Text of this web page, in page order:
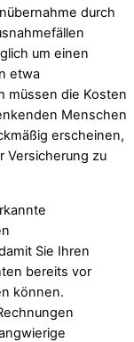
durch
um einen
etwa
müssen die Kosten
Menschen
erscheinen,
Versicherung zu
Sie Ihren
bereits vor
können.